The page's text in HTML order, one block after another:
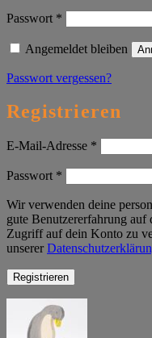
Passwort *
Angemeldet bleiben
Passwort vergessen?
Registrieren
E-Mail-Adresse *
Passwort *
Wir verwenden deine
gute Benutzererfahrung auf
Zugriff auf dein Konto zu
unserer
Registrieren